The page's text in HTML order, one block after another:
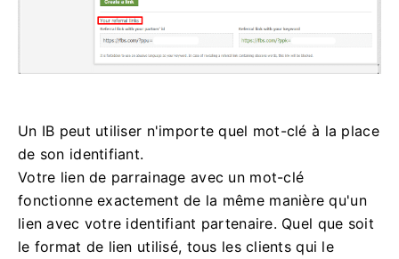
Un IB peut utiliser n'importe quel mot-clé à la place
de son identifiant.
Votre lien de parrainage avec un mot-clé
fonctionne exactement de la même manière qu'un
lien avec votre identifiant partenaire. Quel que soit
le format de lien utilisé, tous les clients qui le